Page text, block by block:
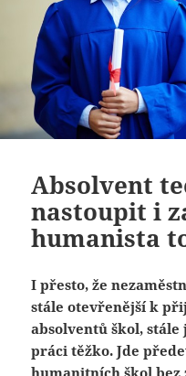
Absolvent
nastoupit i
humanista
I přesto, že
stále otevřenější k
absolventů škol,
práci těžko. Jde
humanitních škol bez